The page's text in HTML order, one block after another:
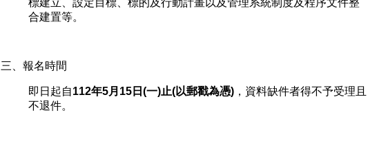
標建立、設定目標、標的及行動計畫以及管理系統制度及程序文件整
合建置等。
三、報名時間
即日起自112年5月 15 日 (一)止(以郵戳為憑) ，資料缺件者得不予受理且
不退件。